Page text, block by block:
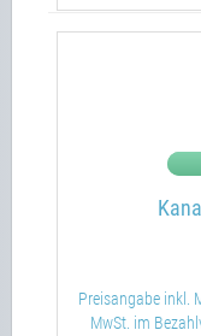
Preisangabe inkl.
MwSt. im